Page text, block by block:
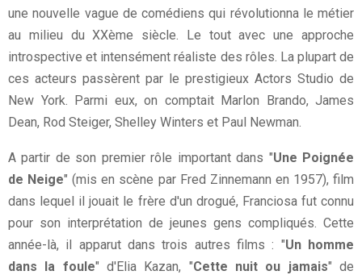
une nouvelle vague de comédiens qui révolutionna le métier
au milieu du XXème siècle. Le tout avec une approche
introspective et intensément réaliste des rôles. La plupart de
ces acteurs passèrent par le prestigieux Actors Studio de
New York. Parmi eux, on comptait Marlon Brando, James
Dean, Rod Steiger, Shelley Winters et Paul Newman.
A partir de son premier rôle important dans "Une Poignée
de Neige" (mis en scène par Fred Zinnemann en 1957), film
dans lequel il jouait le frère d'un drogué, Franciosa fut connu
pour son interprétation de jeunes gens compliqués. Cette
année-là, il apparut dans trois autres films : "Un homme
dans la foule" d'Elia Kazan, "Cette nuit ou jamais" de